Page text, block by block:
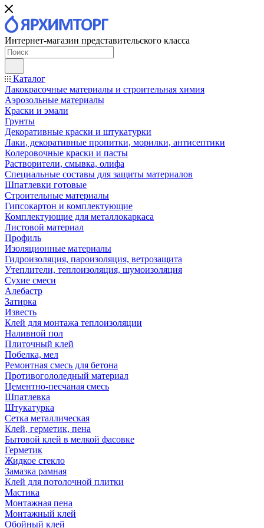
Интернет-магазин представительского класса
Каталог
Лакокрасочные материалы и строительная химия
Аэрозольные материалы
Краски и эмали
Грунты
Декоративные краски и штукатурки
Лаки, декоративные пропитки, морилки, антисептики
Колеровочные краски и пасты
Растворители, смывка, олифа
Специальные составы для защиты материалов
Шпатлевки готовые
Строительные материалы
Гипсокартон и комплектующие
Комплектующие для металлокаркаса
Листовой материал
Профиль
Изоляционные материалы
Гидроизоляция, пароизоляция, ветрозащита
Утеплители, теплоизоляция, шумоизоляция
Сухие смеси
Алебастр
Затирка
Известь
Клей для монтажа теплоизоляции
Наливной пол
Плиточный клей
Побелка, мел
Ремонтная смесь для бетона
Противогололедный материал
Цементно-песчаная смесь
Шпатлевка
Штукатурка
Сетка металлическая
Клей, герметик, пена
Бытовой клей в мелкой фасовке
Герметик
Жидкое стекло
Замазка рамная
Клей для потолочной плитки
Мастика
Монтажная пена
Монтажный клей
Обойный клей